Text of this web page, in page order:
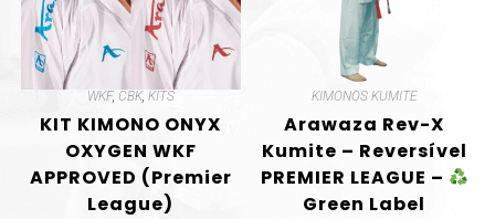
WKF, CBK, KITS
KIT KIMONO ONYX
OXYGEN WKF
APPROVED (Premier
League)
KIMONOS KUMITE
Arawaza Rev-X
Kumite – Reversível
PREMIER LEAGUE –
Green Label